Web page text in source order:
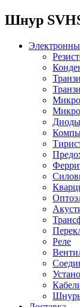
Шнур
Реле